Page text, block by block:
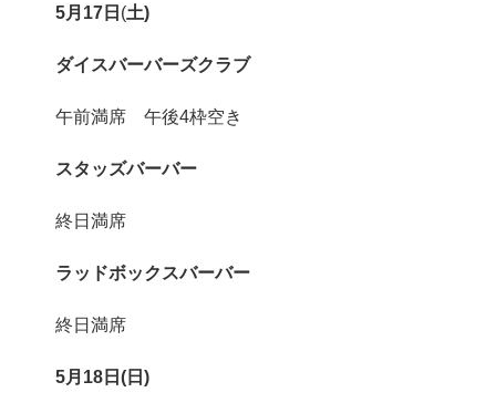
5月17日 (土)
ダイスバーバーズクラブ
午前満席 午後4枠空き
スタッズバーバー
終日満席
ラッドボックスバーバー
終日満席
5月18日(日)